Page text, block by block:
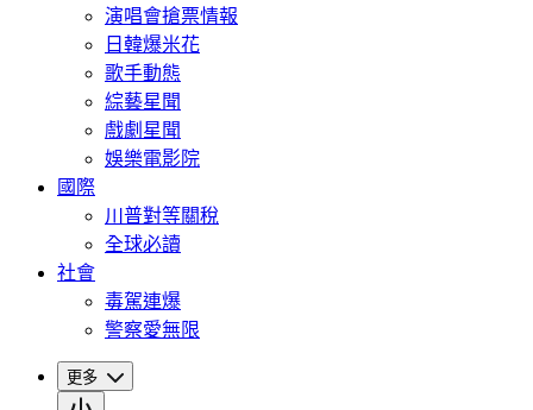
演唱會搶票情報
日韓爆米花
歌手動態
綜藝星聞
戲劇星聞
娛樂電影院
國際
川普對等關稅
全球必讀
社會
毒駕連爆
警察愛無限
更多